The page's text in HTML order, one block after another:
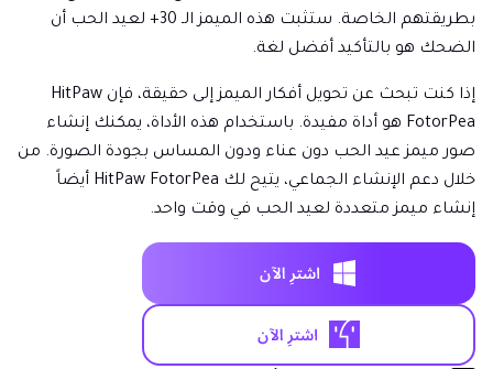
بطريقتهم الخاصة. ستثبت هذه الميمز الـ 30+ لعيد الحب أن
الضحك هو بالتأكيد أفضل لغة.
إذا كنت تبحث عن تحويل أفكار الميمز إلى حقيقة، فإن HitPaw
FotorPea هو أداة مفيدة. باستخدام هذه الأداة، يمكنك إنشاء
صور ميمز عيد الحب دون عناء ودون المساس بجودة الصورة. من
خلال دعم الإنشاء الجماعي، يتيح لك HitPaw FotorPea أيضاً
إنشاء ميمز متعددة لعيد الحب في وقت واحد.